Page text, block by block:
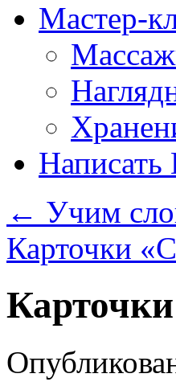
Мастер-
Написать
← Учим
Карточки